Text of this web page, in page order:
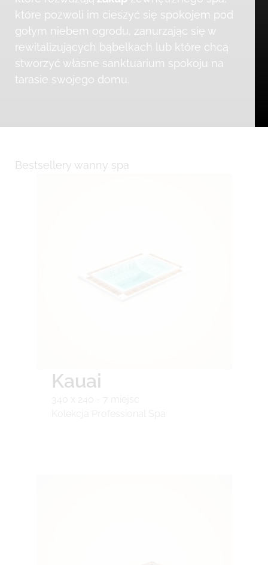
które pozwoli im cieszyć się spokojem pod
gołym niebem ogrodu, zanurzając się w
rewitalizujących bąbelkach lub które chcą
stworzyć własne sanktuarium spokoju na
tarasie swojego domu.
Bestsellery wanny spa
Kauai